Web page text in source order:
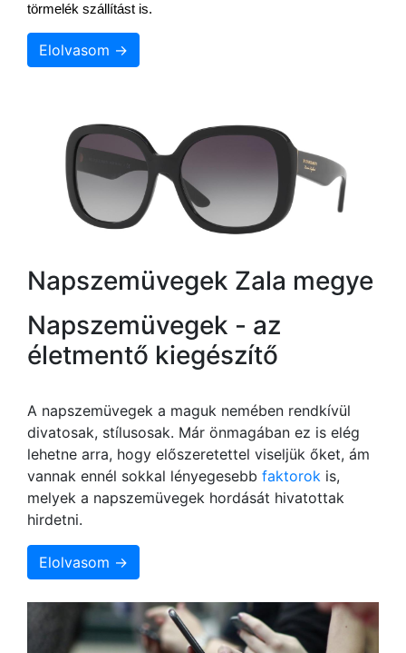
törmelék szállítást is.
Elolvasom →
Napszemüvegek Zala megye
Napszemüvegek - az
életmentő kiegészítő
A napszemüvegek a maguk nemében rendkívül
divatosak, stílusosak. Már önmagában ez is elég
lehetne arra, hogy előszeretettel viseljük őket, ám
vannak ennél sokkal lényegesebb faktorok is,
melyek a napszemüvegek hordását hivatottak
hirdetni.
Elolvasom →